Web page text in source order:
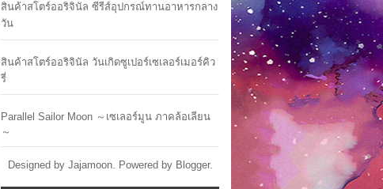
สินค้าสโตร์ออริจินัล ซีรีส์อุปกรณ์ทานอาหารกลาง
วัน
สินค้าสโตร์ออริจินัล วันเกิดซูเปอร์เซเลอร์เมอร์คิว
รี่
Parallel Sailor Moon ～เซเลอร์มูน ภาคล้อเลียน
～
Designed by Jajamoon. Powered by Blogger.